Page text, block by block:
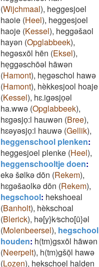
(Wijchmaal), heggesjoel
haoie (Heel), heggesjoel
haoje (Kessel), heggəšaol
hayən (Opglabbeek),
hegəsxōl hēn (Eksel),
heͅggəschōəl hāwən
(Hamont), heͅgəschol hawə
(Hamont), hèkkesjool hoaje
(Kessel), hɛ.igəsjoͅəl
ha.wwə (Opglabbeek),
hɛgəsjoͅ:l hauwən (Bree),
hɛəyəsjoͅ:l hauwə (Gellik),
heggenschool plenken:
heggesjoel plenke (Heel),
heggenschooltje doen:
ekə šølkə dōn (Rekem),
hɛgəšaolkə dōn (Rekem),
hegschool: hekshoeal
(Banholt), hèkschoal
(Blerick), hə[y}k⁄scho[ū}əl
(Molenbeersel), hegschool
houden: h(tm)gsxōl hāwən
(Neerpelt), h(tm)gšōͅl hawə
(Lozen), hekschoel halden